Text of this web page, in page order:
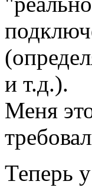
и т.д.).
Меня
Теперь